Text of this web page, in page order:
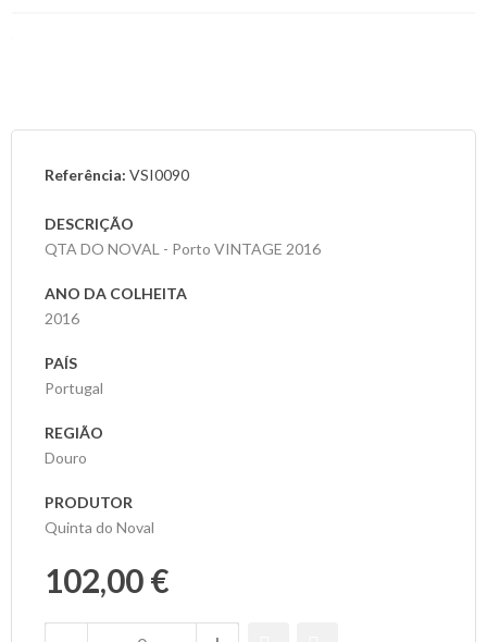
As
Provas
Notícias
Referência: VSI0090
DESCRIÇÃO
QTA DO NOVAL - Porto VINTAGE 2016
ANO DA COLHEITA
2016
PAÍS
Portugal
REGIÃO
Douro
PRODUTOR
Quinta do Noval
102,00 €